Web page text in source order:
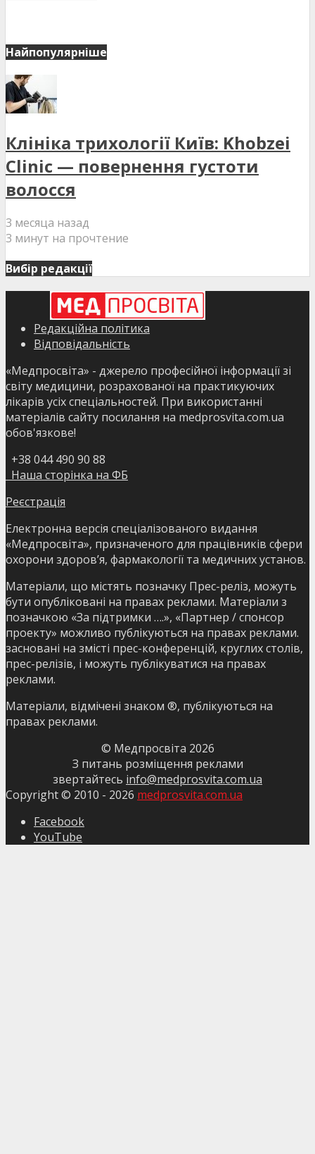
Найпопулярніше
Клініка трихології Київ: Khobzei
Clinic — повернення густоти
волосся
3 месяца назад
3 минут на прочтение
Вибір редакції
Редакційна політика
Відповідальність
«Медпросвіта» - джерело професійної інформації зі
світу медицини, розрахованої на практикуючих
лікарів усіх спеціальностей. При використанні
матеріалів сайту посилання на medprosvita.com.ua
обов'язкове!
+38 044 490 90 88
Наша сторінка на ФБ
Реєстрація
Електронна версія спеціалізованого видання
«Медпросвіта», призначеного для працівників сфери
охорони здоров’я, фармакології та медичних установ.
Матеріали, що містять позначку Прес-реліз, можуть
бути опубліковані на правах реклами. Матеріали з
позначкою «За підтримки ….», «Партнер / спонсор
проекту» можливо публікуються на правах реклами.
засновані на змісті прес-конференцій, круглих столів,
прес-релізів, і можуть публікуватися на правах
реклами.
Матеріали, відмічені знаком ®, публікуються на
правах реклами.
© Медпросвіта 2026
З питань розміщення реклами
звертайтесь info@medprosvita.com.ua
Copyright © 2010 - 2026 medprosvita.com.ua
Facebook
YouTube